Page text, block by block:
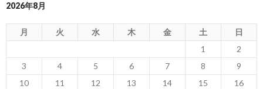
2026年8月
月 火 水 木 金 土
日
1
2
3
4 5 6 7 8
9
10
11 12 13 14 15
16